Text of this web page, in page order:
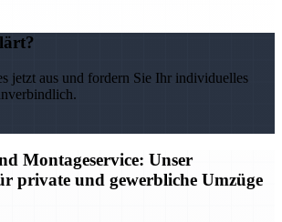
jetzt aus und fordern Sie Ihr individuelles
Montageservice: Unser
private und gewerbliche Umzüge